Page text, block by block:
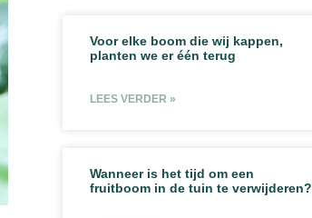
Voor elke boom die wij kappen,
planten we er één terug
LEES VERDER »
Wanneer is het tijd om een
fruitboom in de tuin te verwijderen?